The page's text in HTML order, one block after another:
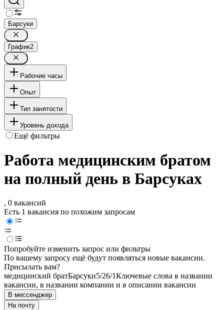
Барсуки
График2
Рабочие часы
Опыт
Тип занятости
Уровень дохода
Ещё фильтры
Работа медицинским братом
на полный день в Барсуках
, 0 вакансий
Есть 1 вакансия по похожим запросам
Попробуйте изменить запрос или фильтры
По вашему запросу ещё будут появляться новые вакансии.
Присылать вам?
медицинский братБарсуки5/26/1Ключевые слова в названии
вакансии, в названии компании и в описании вакансии
В мессенджер
На почту